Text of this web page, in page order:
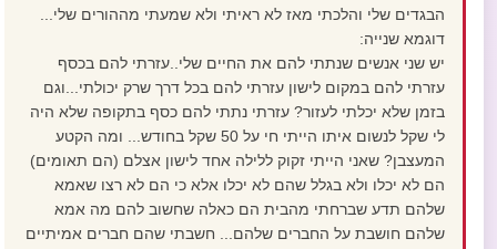
הבגדים שלי והלכתי מאז לא ראיתי ולא שמעתי מההורים שלי...
דוגמא שנייה:
יש שני אנשים שנתתי להם את החיים שלי..עזרתי להם בכסף
עזרתי להם במקום לישון עזרתי להם בכל דרך שרק יכולתי...וגם
בזמן שלא יכלתי לעזור? עזרתי נתתי להם כסף בתקופה שלא היה
לי שקל לנשום איתו הייתי חי על 50 שקל בחודש... ומה הקטע
המעצבן? שאני הייתי זקוק ללילה אחד לישון אצלם (הם תאומים)
הם לא יכלו ולא בגלל שהם לא יכלו אלא כי הם לא רצו שאמא
שלהם תדע שברחתי מהבית הם כאלה שחשוב להם מה אמא
שלהם חושבת על החברים שלהם... חשבתי שהם חברים אמיתיים